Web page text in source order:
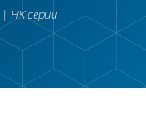
| HK серии